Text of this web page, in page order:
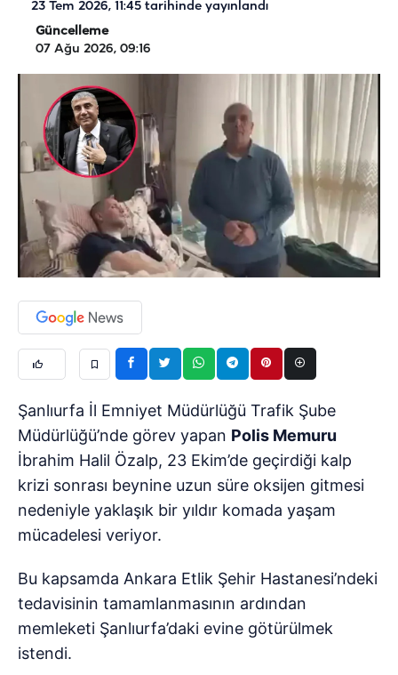
23 Tem 2026, 11:45 tarihinde yayınlandı
Güncelleme
07 Ağu 2026, 09:16
Şanlıurfa İl Emniyet Müdürlüğü Trafik Şube
Müdürlüğü’nde görev yapan Polis Memuru
İbrahim Halil Özalp, 23 Ekim’de geçirdiği kalp
krizi sonrası beynine uzun süre oksijen gitmesi
nedeniyle yaklaşık bir yıldır komada yaşam
mücadelesi veriyor.
Bu kapsamda Ankara Etlik Şehir Hastanesi’ndeki
tedavisinin tamamlanmasının ardından
memleketi Şanlıurfa’daki evine götürülmek
istendi.